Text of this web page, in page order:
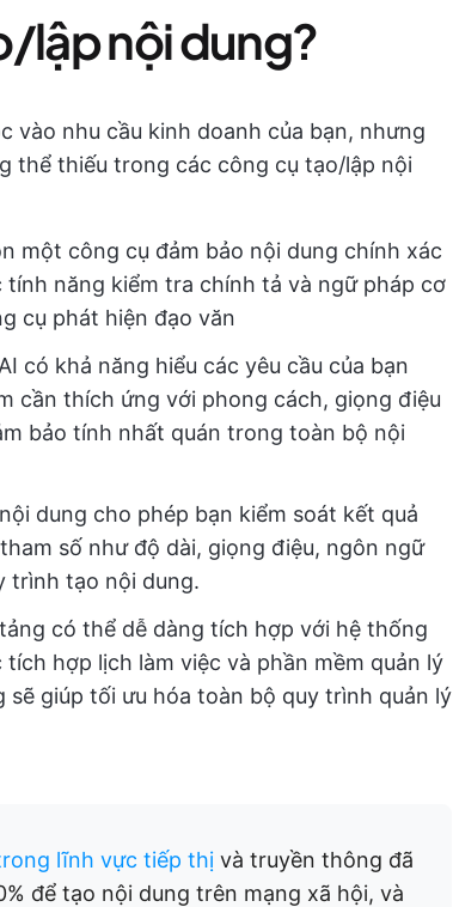
lập nội dung?
vào nhu cầu kinh doanh của bạn, nhưng
thể thiếu trong các công cụ tạo/lập nội
một công cụ đảm bảo nội dung chính xác
năng kiểm tra chính tả và ngữ pháp cơ
cụ phát hiện đạo văn
có khả năng hiểu các yêu cầu của bạn
cần thích ứng với phong cách, giọng điệu
bảo tính nhất quán trong toàn bộ nội
dung cho phép bạn kiểm soát kết quả
số như độ dài, giọng điệu, ngôn ngữ
trình tạo nội dung.
có thể dễ dàng tích hợp với hệ thống
hợp lịch làm việc và phần mềm quản lý
giúp tối ưu hóa toàn bộ quy trình quản lý
lĩnh vực tiếp thị và truyền thông đã
để tạo nội dung trên mạng xã hội, và